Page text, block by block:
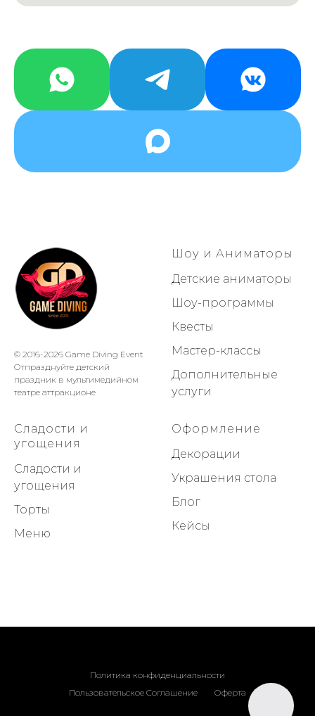
© 2016-2026 Game Diving Event
Отпразднуйте детский
праздник в мультимедийном
театре аттракционе
Шоу и Аниматоры
Детские аниматоры
Шоу-программы
Квесты
Мастер-классы
Дополнительные
услуги
Сладости и
угощения
Сладости и
угощения
Торты
Меню
Оформление
Декорации
Украшения стола
Блог
Кейсы
Политика конфиденциальности
Пользовательское Соглашение
Оферта